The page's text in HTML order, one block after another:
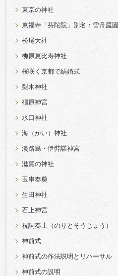
東京の神社
東福寺「芬陀院」別名：雪舟庭園
松尾大社
柳原恵比寿神社
桜咲く京都で結婚式
梨木神社
橿原神宮
水口神社
海（かい）神社
淡路島・伊弉諾神宮
滋賀の神社
玉串奉奠
生田神社
石上神宮
祝詞奏上（のりとそうじょう）
神前式
神前式の作法説明とリハーサル
神前式の説明